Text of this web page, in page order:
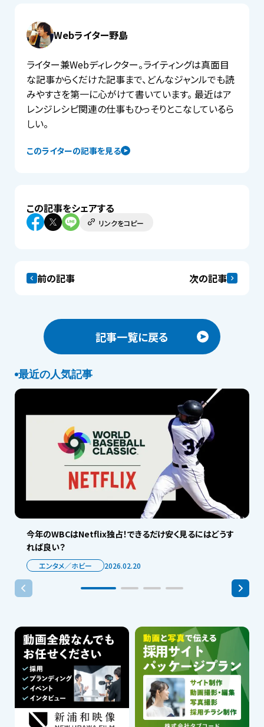
Webライター野島
このライターの記事を見る
ライター兼Webディレクター。ライティングは真面目
な記事からくだけた記事まで、どんなジャンルでも読
みやすさを第一に心がけて書いています。 最近はア
レンジレシピ関連の仕事もひっそりとこなしているら
しい。
この記事をシェアする
リンクをコピー
前の記事 次の記事
記事一覧に戻る
最近の人気記事
今年のWBCはNetflix独占！できるだけ安く見るにはどうす
れば良い？
エンタメ／ホビー 2026.02.20